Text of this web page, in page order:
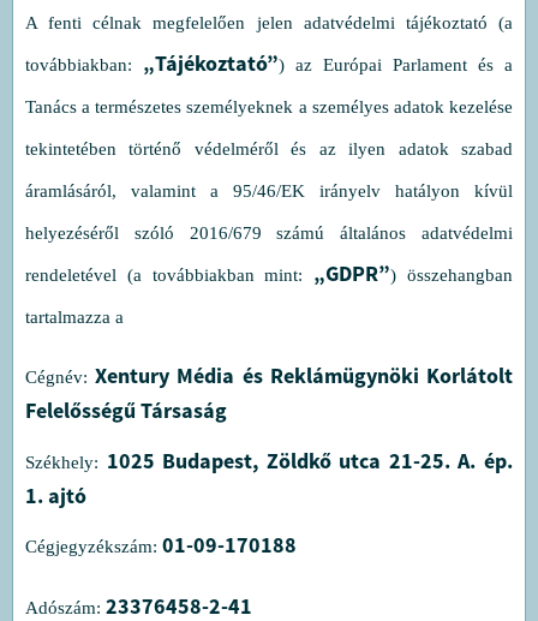
A fenti célnak megfelelően jelen adatvédelmi tájékoztató (a
továbbiakban: „Tájékoztató”) az Európai Parlament és a
Tanács a természetes személyeknek a személyes adatok kezelése
tekintetében történő védelméről és az ilyen adatok szabad
áramlásáról, valamint a 95/46/EK irányelv hatályon kívül
helyezéséről szóló 2016/679 számú általános adatvédelmi
rendeletével (a továbbiakban mint: „GDPR”) összehangban
tartalmazza a
Cégnév: Xentury Média és Reklámügynöki Korlátolt
Felelősségű Társaság
Székhely: 1025 Budapest, Zöldkő utca 21-25. A. ép.
1. ajtó
Cégjegyzékszám: 01-09-170188
Adószám: 23376458-2-41